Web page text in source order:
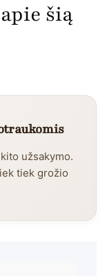
šią
užsakymo.
tiek grožio